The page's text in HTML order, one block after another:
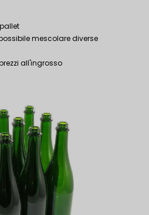
mescolare diverse
all'ingrosso